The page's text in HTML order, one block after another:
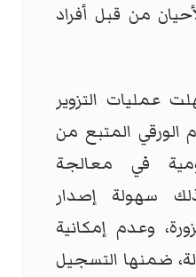
من قبل أفراد
عمليات التزوير
المتبع من
في معالجة
سهولة إصدار
وعدم إمكانية
ضمنها التسجيل